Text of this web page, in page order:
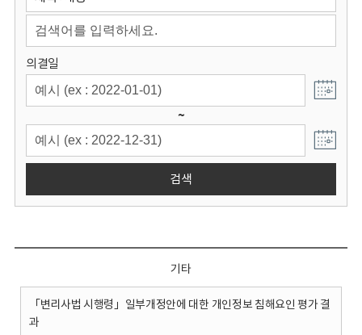
회
의결일
~
검색
기타
「변리사법 시행령」일부개정안에 대한 개인정보 침해요인 평가 결
과